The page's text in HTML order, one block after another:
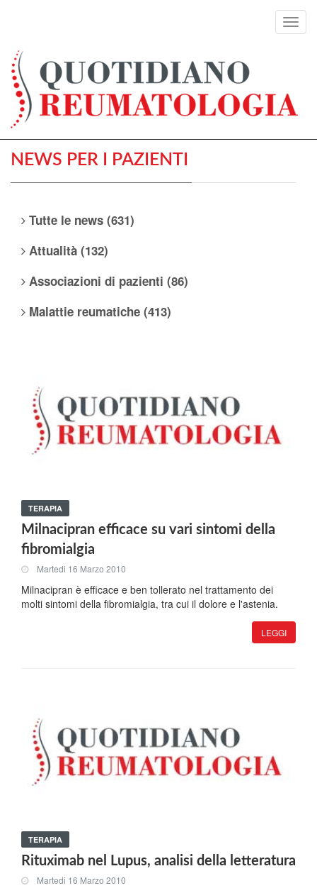
NEWS PER I PAZIENTI
Tutte le news (631)
Attualità (132)
Associazioni di pazienti (86)
Malattie reumatiche (413)
TERAPIA
Milnacipran efficace su vari sintomi della
fibromialgia
Martedi 16 Marzo 2010
Milnacipran è efficace e ben tollerato nel trattamento dei
molti sintomi della fibromialgia, tra cui il dolore e l'astenia.
LEGGI
TERAPIA
Rituximab nel Lupus, analisi della letteratura
Martedi 16 Marzo 2010